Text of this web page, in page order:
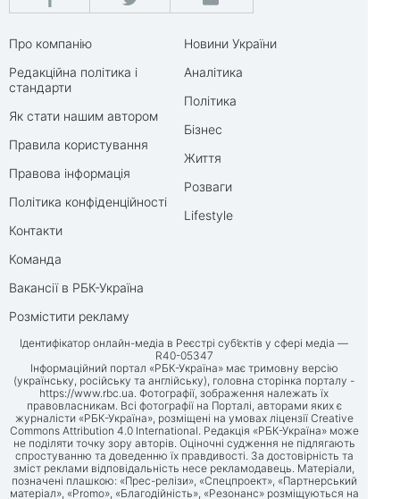
Про компанію
Редакційна політика і
стандарти
Як стати нашим автором
Правила користування
Правова інформація
Політика конфіденційності
Контакти
Команда
Вакансії в РБК-Україна
Розмістити рекламу
Новини України
Аналітика
Політика
Бізнес
Життя
Розваги
Lifestyle
Ідентифікатор онлайн-медіа в Реєстрі суб’єктів у сфері медіа —
R40-05347
Інформаційний портал «РБК-Україна» має тримовну версію
(українську, російську та англійську), головна сторінка порталу -
https://www.rbc.ua. Фотографії, зображення належать їх
правовласникам. Всі фотографії на Порталі, авторами яких є
журналісти «РБК-Україна», розміщені на умовах ліцензії Creative
Commons Attribution 4.0 International. Редакція «РБК-Україна» може
не поділяти точку зору авторів. Оціночні судження не підлягають
спростуванню та доведенню їх правдивості. За достовірність та
зміст реклами відповідальність несе рекламодавець. Матеріали,
позначені плашкою: «Прес-релізи», «Спецпроект», «Партнерський
матеріал», «Promo», «Благодійність», «Резонанс» розміщуються на